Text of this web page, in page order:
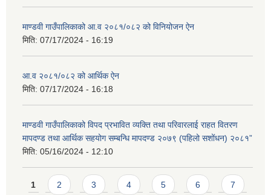
माण्डवी गाउँपालिकाको आ.व २०८१/०८२ को विनियोजन ऐन
मिति: 07/17/2024 - 16:19
आ.व २०८१/०८२ को आर्थिक ऐन
मिति: 07/17/2024 - 16:18
माण्डवी गाउँपालिकाको विपद प्रभावित व्यक्ति तथा परिवारलाई राहत वितरण
मापदण्ड तथा आर्थिक सहयोग सम्बन्धि मापदण्ड २०७९ (पहिलो सशोंधन) २०८१”
मिति: 05/16/2024 - 12:10
Pages
1 2 3 4 5 6 7